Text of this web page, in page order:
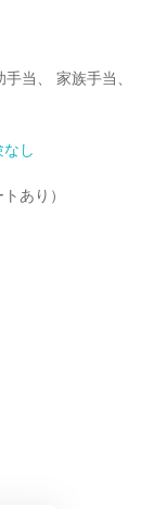
当、 家族手当、
し
あり）